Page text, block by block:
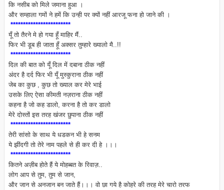
कि नसीब को मिले जमाना हुआ ।
और सम्हाला गमों ने हमें कि उन्ही पर क्यों नहीं आरजू फना हो जाने की ।
************************
यूँ तो तैरने मे हो गया हूँ माहिर मैं..
फिर भी डूब ही जाता हूँ अक्सर तुम्हारे ख्यालो मै..!!
************************
दिल की बात को यूँ दिल में दबाना ठीक नहीं
अंदर है दर्द फिर भी यूँ मुस्कुराना ठीक नहीं
जेब का कुछ , कुछ तो ख्याल कर मेरे भाई
उसके लिए ऐसा कीमती नज़राना ठीक नहीं
कहना है जो कह डालो, करना है तो कर डालो
मेरे दोस्तों इस तरह खंजर छुपाना ठीक नहीं
************************
तेरी सांसो के साथ ये धडकन भी हे सनम
ये झींदगी तो तेरे नाम पहले से ही कर दी हे ।।।
************************
कितने अज़ीब होते हैं ये मोहब्बत के रिवाज़..
लोग आप से तुम, तुम से जान,
और जान से अनजान बन जाते हैं।।। वो छा गये है कोहरे की तरह मेरे चारो तरफ